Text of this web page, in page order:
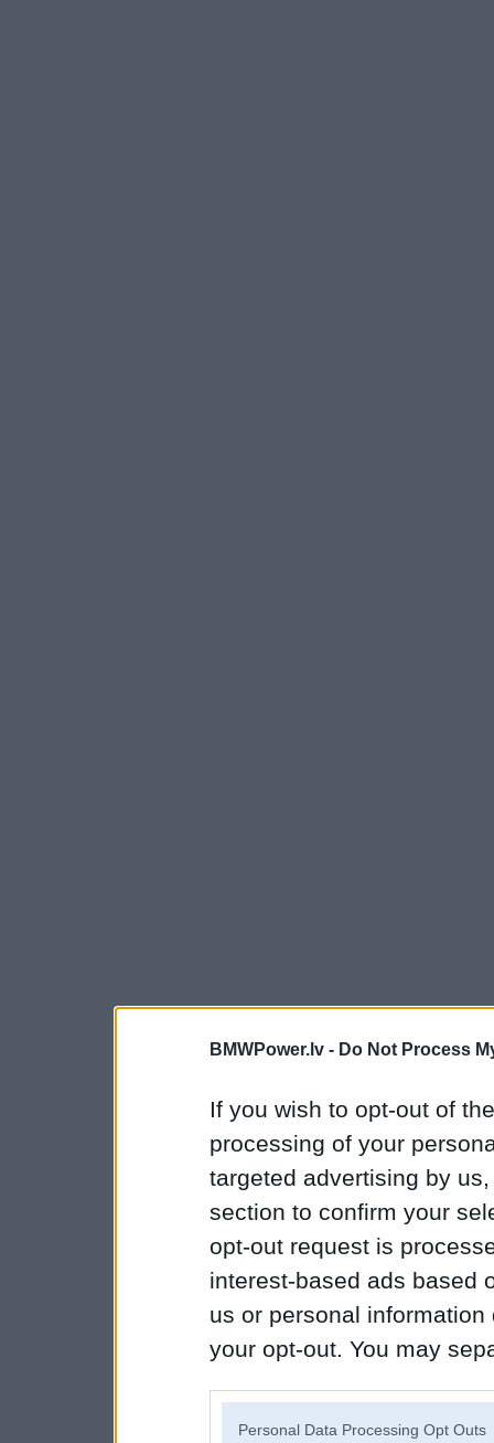
BMWPower.lv - Do Not Process
If you wish to opt-out of
processing of your
targeted advertising by
section to confirm your
opt-out request is
interest-based ads based
us or personal
your opt-out. You may
Personal Data Processing Opt Outs